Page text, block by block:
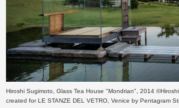
Hiroshi Sugimoto, Glass Tea House "Mondrian", 2014
created for LE STANZE DEL VETRO, Venice by Pentagram